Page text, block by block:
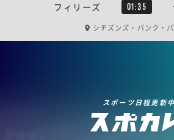
フィリーズ 01:35
シチズンズ・バンク・
スポーツ日程更新中